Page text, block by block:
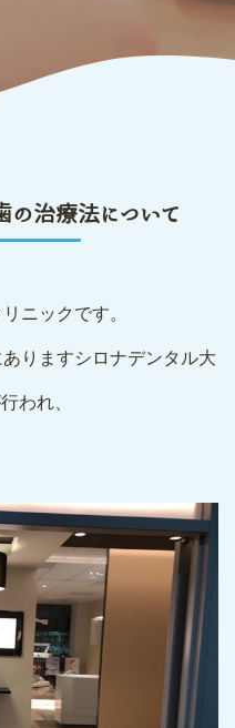
の治療法について
ニックです。
りますシロナデンタル大
われ、